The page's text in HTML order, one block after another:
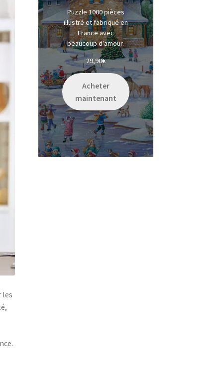
les
Puzzle 1000 pièces
illustré et fabriqué en
France avec
beaucoup d’amour.
29,90€
Acheter
maintenant